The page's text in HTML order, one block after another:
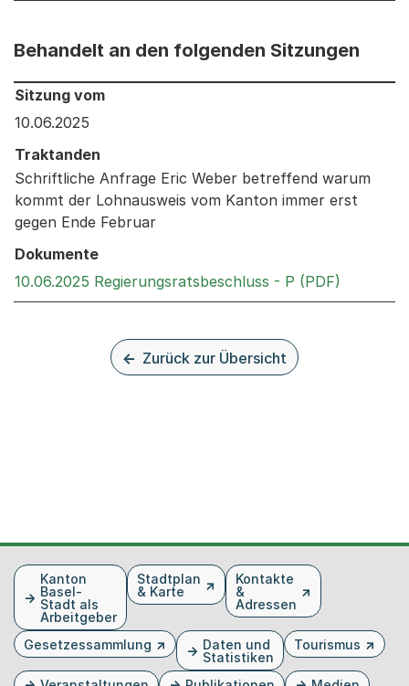
Behandelt an den folgenden Sitzungen
Behandelt an den folgenden Sitzungen: Informationen
Sitzung vom
10.06.2025
Traktanden
Schriftliche Anfrage Eric Weber betreffend warum
kommt der Lohnausweis vom Kanton immer erst
gegen Ende Februar
Dokumente
10.06.2025 Regierungsratsbeschluss - P (PDF)
Zurück zur Übersicht
FusszeileKanton
Basel-
Stadt als
Arbeitgeber
Stadtplan
& Karte
Kontakte
&
Adressen
Gesetzessammlung
Daten und
Statistiken
Tourismus